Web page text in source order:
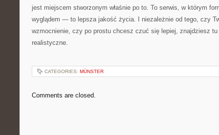
jest miejscem stworzonym właśnie po to. To serwis, w którym
wyglądem — to lepsza jakość życia. I niezależnie od tego, czy
wzmocnienie, czy po prostu chcesz czuć się lepiej, znajdziesz
realistyczne.
CATEGORIES: MÜNSTER
Comments are closed.